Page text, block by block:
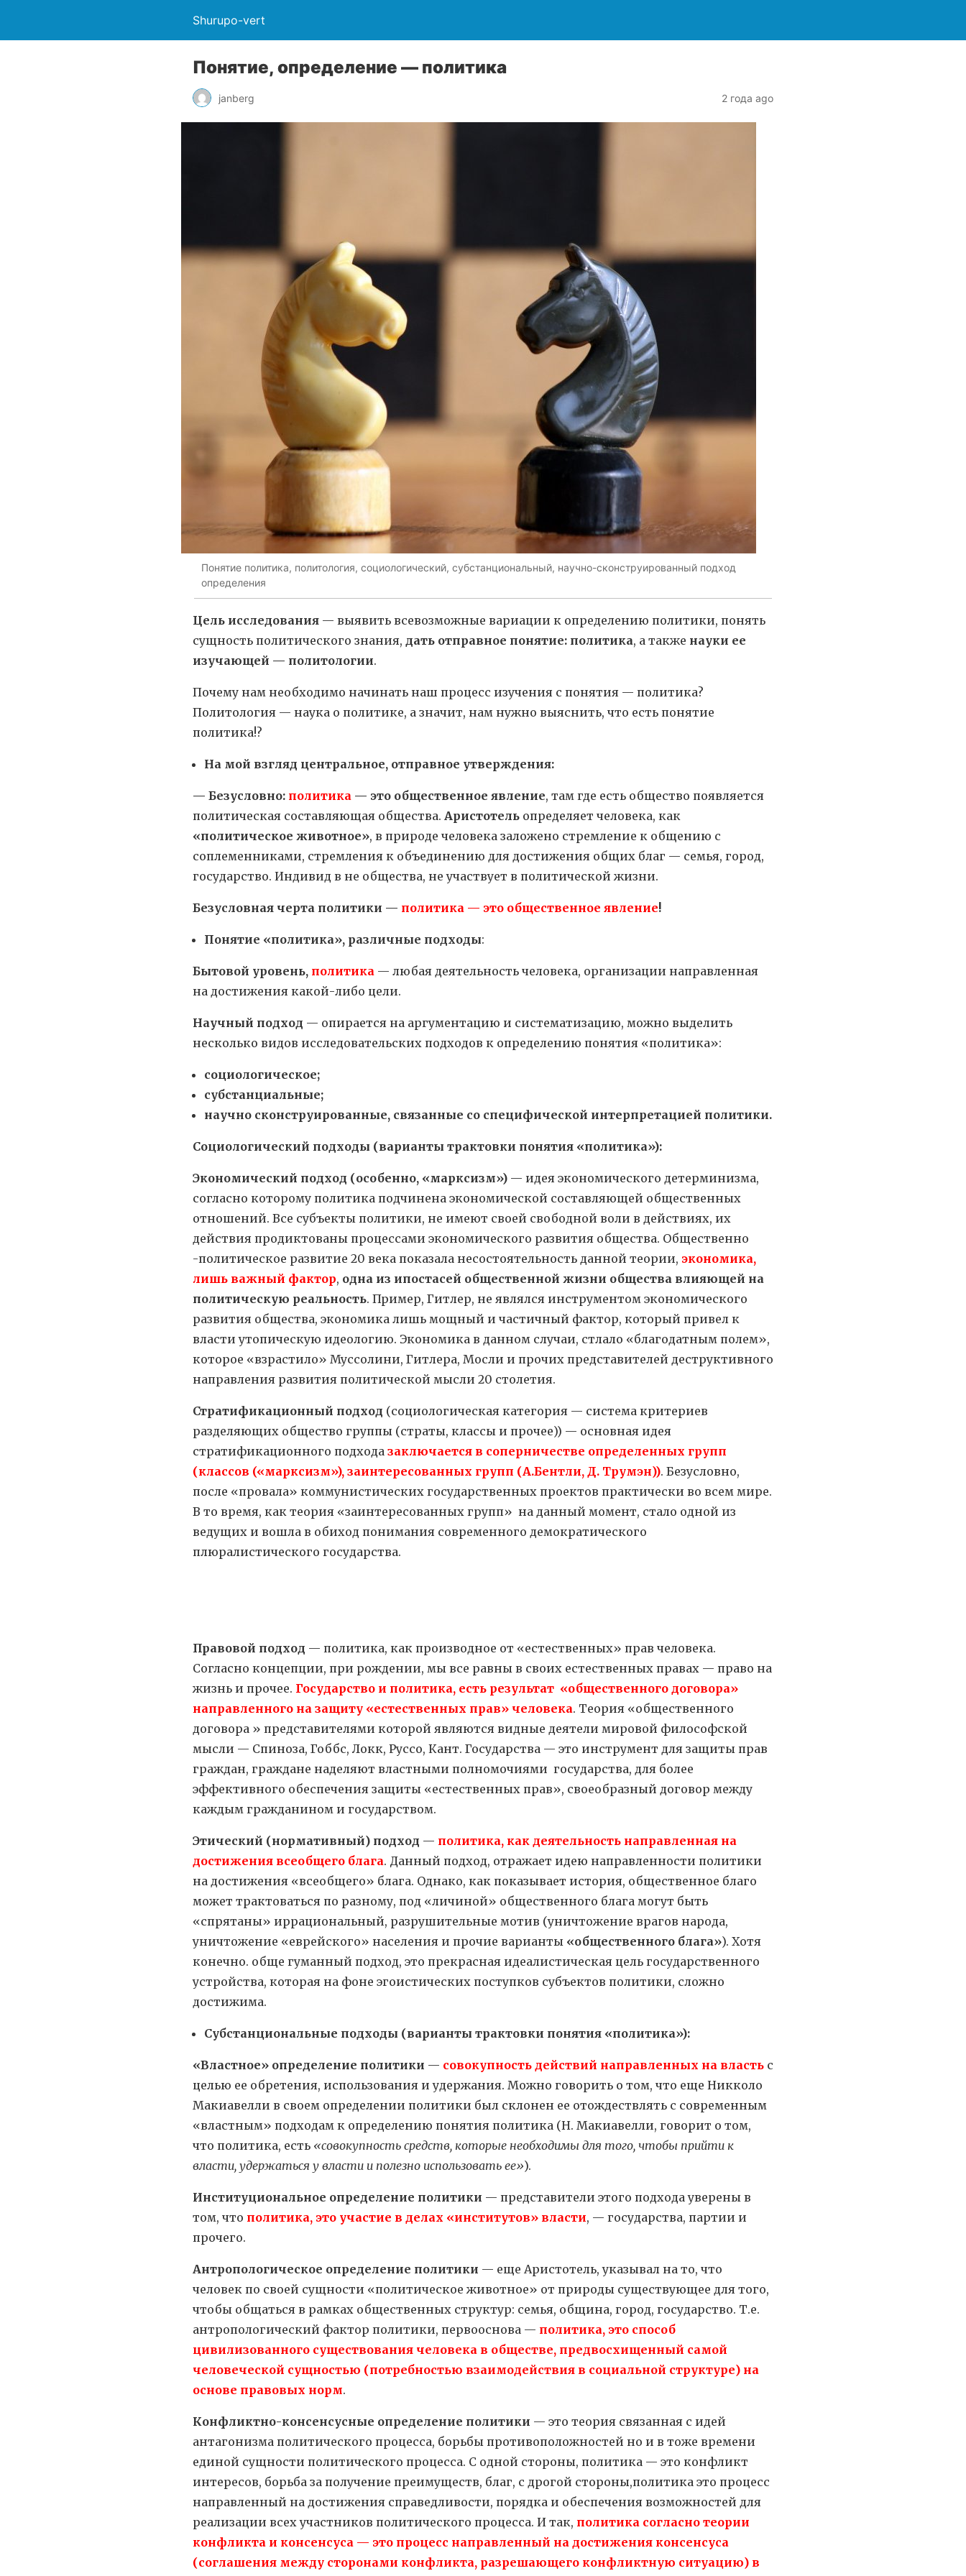
Shurupo-vert
Понятие, определение — политика
janberg 2 года ago
Понятие политика, политология, социологический, субстанциональный, научно-сконструированный подход
определения
Цель исследования — выявить всевозможные вариации к определению политики, понять
сущность политического знания, дать отправное понятие: политика, а также науки ее
изучающей — политологии.
Почему нам необходимо начинать наш процесс изучения с понятия — политика?
Политология — наука о политике, а значит, нам нужно выяснить, что есть понятие
политика!?
На мой взгляд центральное, отправное утверждения:
— Безусловно: политика — это общественное явление, там где есть общество появляется
политическая составляющая общества. Аристотель определяет человека, как
«политическое животное», в природе человека заложено стремление к общению с
соплеменниками, стремления к объединению для достижения общих благ — семья, город,
государство. Индивид в не общества, не участвует в политической жизни.
Безусловная черта политики — политика — это общественное явление!
Понятие «политика», различные подходы:
Бытовой уровень, политика — любая деятельность человека, организации направленная
на достижения какой-либо цели.
Научный подход — опирается на аргументацию и систематизацию, можно выделить
несколько видов исследовательских подходов к определению понятия «политика»:
социологическое;
субстанциальные;
научно сконструированные, связанные со специфической интерпретацией политики.
Социологический подходы (варианты трактовки понятия «политика»):
Экономический подход (особенно, «марксизм») — идея экономического детерминизма,
согласно которому политика подчинена экономической составляющей общественных
отношений. Все субъекты политики, не имеют своей свободной воли в действиях, их
действия продиктованы процессами экономического развития общества. Общественно
-политическое развитие 20 века показала несостоятельность данной теории, экономика,
лишь важный фактор, одна из ипостасей общественной жизни общества влияющей на
политическую реальность. Пример, Гитлер, не являлся инструментом экономического
развития общества, экономика лишь мощный и частичный фактор, который привел к
власти утопическую идеологию. Экономика в данном случаи, стлало «благодатным полем»,
которое «взрастило» Муссолини, Гитлера, Мосли и прочих представителей деструктивного
направления развития политической мысли 20 столетия.
Стратификационный подход (социологическая категория — система критериев
разделяющих общество группы (страты, классы и прочее)) — основная идея
стратификационного подхода заключается в соперничестве определенных групп
(классов («марксизм»), заинтересованных групп (А.Бентли, Д. Трумэн)). Безусловно,
после «провала» коммунистических государственных проектов практически во всем мире.
В то время, как теория «заинтересованных групп» на данный момент, стало одной из
ведущих и вошла в обиход понимания современного демократического
плюралистического государства.
Правовой подход — политика, как производное от «естественных» прав человека.
Согласно концепции, при рождении, мы все равны в своих естественных правах — право на
жизнь и прочее. Государство и политика, есть результат «общественного договора»
направленного на защиту «естественных прав» человека. Теория «общественного
договора » представителями которой являются видные деятели мировой философской
мысли — Спиноза, Гоббс, Локк, Руссо, Кант. Государства — это инструмент для защиты прав
граждан, граждане наделяют властными полномочиями государства, для более
эффективного обеспечения защиты «естественных прав», своеобразный договор между
каждым гражданином и государством.
Этический (нормативный) подход — политика, как деятельность направленная на
достижения всеобщего блага. Данный подход, отражает идею направленности политики
на достижения «всеобщего» блага. Однако, как показывает история, общественное благо
может трактоваться по разному, под «личиной» общественного блага могут быть
«спрятаны» иррациональный, разрушительные мотив (уничтожение врагов народа,
уничтожение «еврейского» населения и прочие варианты «общественного блага»). Хотя
конечно. обще гуманный подход, это прекрасная идеалистическая цель государственного
устройства, которая на фоне эгоистических поступков субъектов политики, сложно
достижима.
Субстанциональные подходы (варианты трактовки понятия «политика»):
«Властное» определение политики — совокупность действий направленных на власть с
целью ее обретения, использования и удержания. Можно говорить о том, что еще Никколо
Макиавелли в своем определении политики был склонен ее отождествлять с современным
«властным» подходам к определению понятия политика (Н. Макиавелли, говорит о том,
что политика, есть «совокупность средств, которые необходимы для того, чтобы прийти к
власти, удержаться у власти и полезно использовать ее»).
Институциональное определение политики — представители этого подхода уверены в
том, что политика, это участие в делах «институтов» власти, — государства, партии и
прочего.
Антропологическое определение политики — еще Аристотель, указывал на то, что
человек по своей сущности «политическое животное» от природы существующее для того,
чтобы общаться в рамках общественных структур: семья, община, город, государство. Т.е.
антропологический фактор политики, первооснова — политика, это способ
цивилизованного существования человека в обществе, предвосхищенный самой
человеческой сущностью (потребностью взаимодействия в социальной структуре) на
основе правовых норм.
Конфликтно-консенсусные определение политики — это теория связанная с идей
антагонизма политического процесса, борьбы противоположностей но и в тоже времени
единой сущности политического процесса. С одной стороны, политика — это конфликт
интересов, борьба за получение преимуществ, благ, с дрогой стороны,политика это процесс
направленный на достижения справедливости, порядка и обеспечения возможностей для
реализации всех участников политического процесса. И так, политика согласно теории
конфликта и консенсуса — это процесс направленный на достижения консенсуса
(соглашения между сторонами конфликта, разрешающего конфликтную ситуацию) в